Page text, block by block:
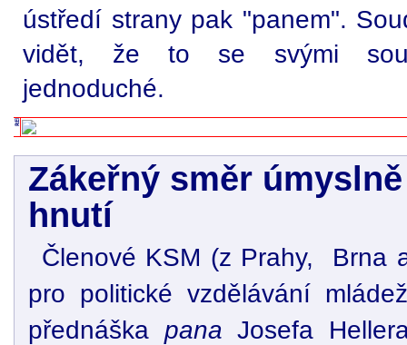
ústředí strany pak "panem".
vidět, že to se svými
jednoduché.
Zákeřný směr
hnutí
Členové KSM (z Prahy, Brna
pro politické vzdělávání
přednáška pana Josefa